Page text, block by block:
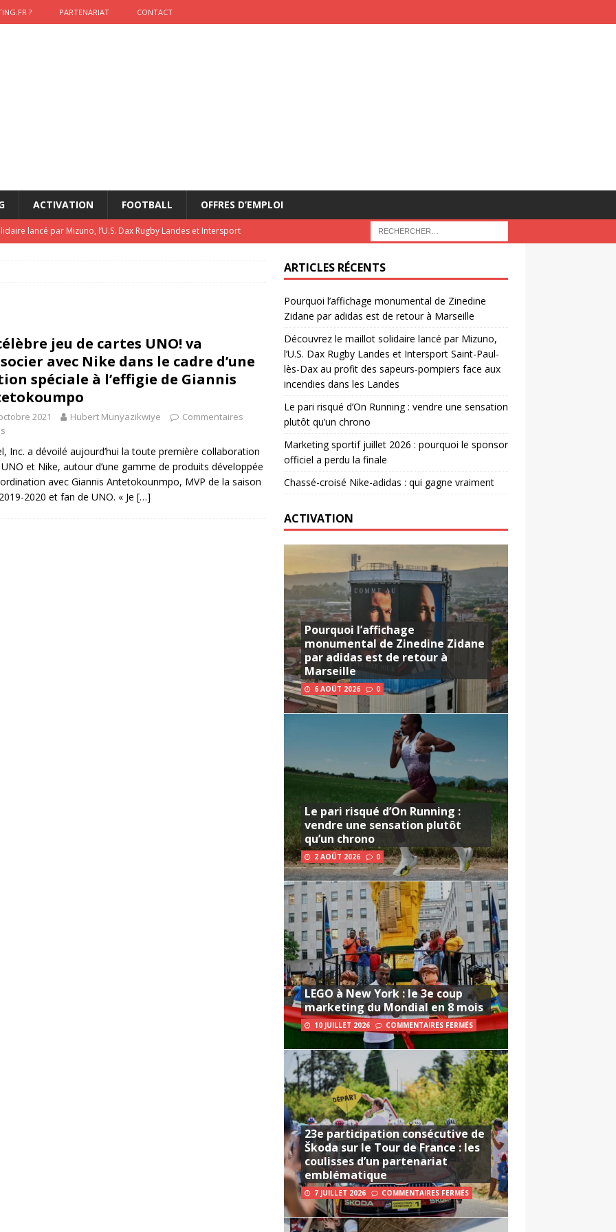
? PARTENARIAT CONTACT
ACTIVATION FOOTBALL OFFRES D’EMPLOI
lancé par Mizuno, l’U.S. Dax Rugby Landes et Intersport
: qui gagne vraiment
FOOTBALL
de Zinedine Zidane par adidas est de retour à
jeu de cartes UNO! va
avec Nike dans le cadre d’une
spéciale à l’effigie de Giannis
2021 Hubert Munyazikwiye
Commentaires
Inc. a dévoilé aujourd’hui la toute première collaboration
et Nike, autour d’une gamme de produits développée
avec Giannis Antetokounmpo, MVP de la saison
2020 et fan de UNO. « Je […]
ARTICLES RÉCENTS
Pourquoi l’affichage monumental de Zinedine
Zidane par adidas est de retour à Marseille
Découvrez le maillot solidaire lancé par Mizuno,
l’U.S. Dax Rugby Landes et Intersport Saint-Paul-
lès-Dax au profit des sapeurs-pompiers face aux
incendies dans les Landes
Le pari risqué d’On Running : vendre une sensation
plutôt qu’un chrono
Marketing sportif juillet 2026 : pourquoi le sponsor
officiel a perdu la finale
Chassé-croisé Nike-adidas : qui gagne vraiment
ACTIVATION
Pourquoi l’affichage
monumental de Zinedine Zidane
par adidas est de retour à
Marseille
6 AOÛT 2026 0
Le pari risqué d’On Running :
vendre une sensation plutôt
qu’un chrono
2 AOÛT 2026 0
LEGO à New York : le 3e coup
marketing du Mondial en 8 mois
10 JUILLET 2026 COMMENTAIRES FERMÉS
23e participation consécutive de
Škoda sur le Tour de France : les
coulisses d’un partenariat
emblématique
7 JUILLET 2026 COMMENTAIRES FERMÉS